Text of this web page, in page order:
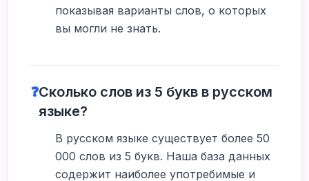
показывая варианты слов, о которых
вы могли не знать.
❓Сколько слов из 5 букв в русском
языке?
В русском языке существует более 50
000 слов из 5 букв. Наша база данных
содержит наиболее употребимые и